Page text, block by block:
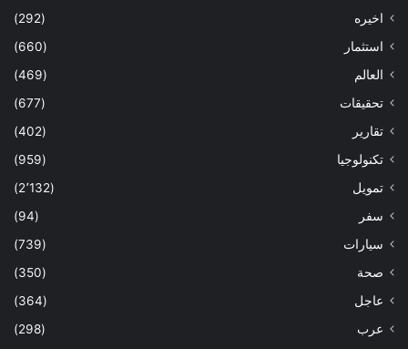
اخيره
(292)
استثمار
(660)
العالم
(469)
تحقيقات
(677)
تقارير
(402)
تكنولوجيا
(959)
تمويل
(2٬132)
سفر
(94)
سيارات
(739)
صحة
(350)
عاجل
(364)
عرب
(298)